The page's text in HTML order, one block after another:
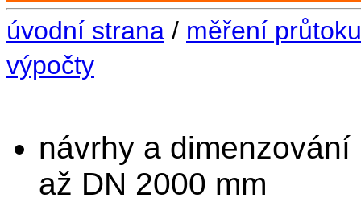
úvodní strana / měření
výpočty
návrhy a
až DN 2000 mm